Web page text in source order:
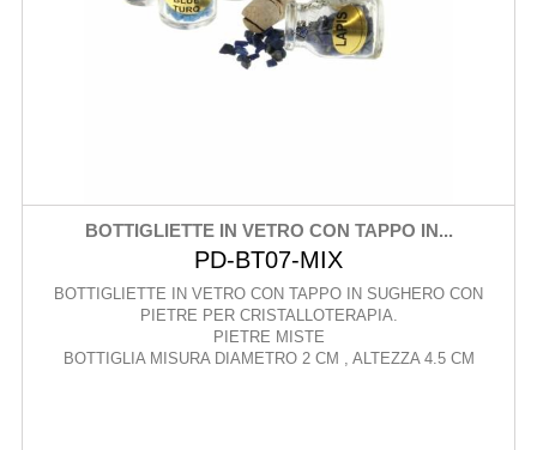
BOTTIGLIETTE IN VETRO CON TAPPO IN...
PD-BT07-MIX
BOTTIGLIETTE IN VETRO CON TAPPO IN SUGHERO CON
PIETRE PER CRISTALLOTERAPIA.
PIETRE MISTE
BOTTIGLIA MISURA DIAMETRO 2 CM , ALTEZZA 4.5 CM